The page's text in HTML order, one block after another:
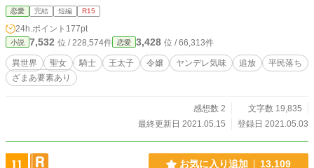
どうして偽聖女の償いを今更私がしなければならないのでしょうか？ とりあえ
ず今幸せなので帰って下さい。 ※ 設定は甘めです ※ 他のサイトにも投稿してい
ます
恋愛 完結 短編 R15
24h.ポイント 177pt
小説 7,532 位 / 228,574件 恋愛 3,428 位 / 66,313件
異世界 聖女 騎士 王太子 令嬢 ヤンデレ気味 追放
平民落ち
ざまあ要素あり
感想数 2
文字数 19,835
最終更新日 2021.05.15
登録日 2021.05.03
11 お気に入り追加 13,109